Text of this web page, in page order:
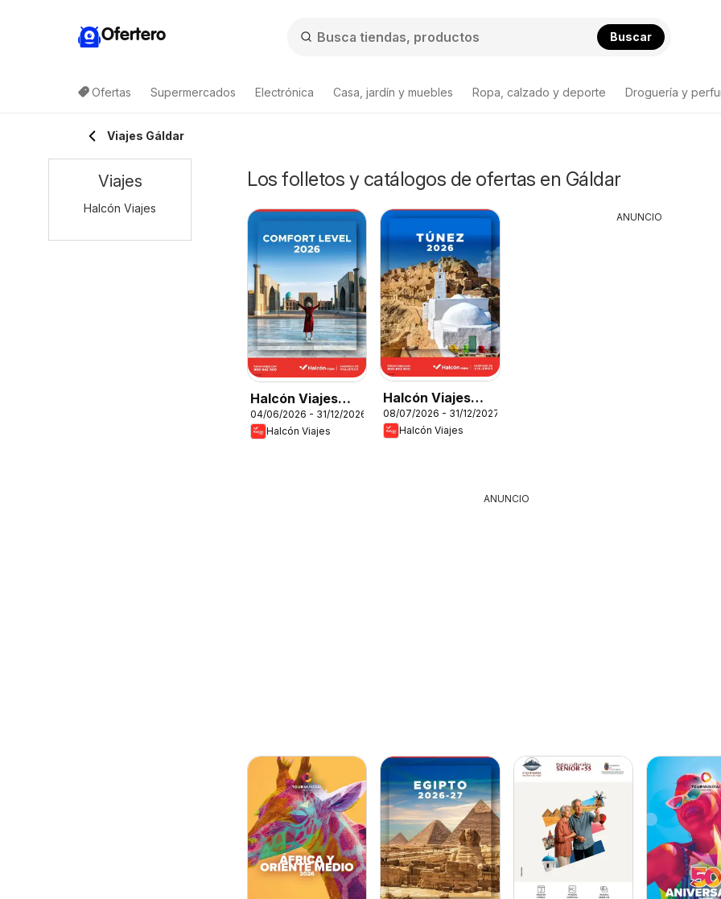
Ofertero Buscar
Ofertas Supermercados Electrónica Casa, jardín y muebles Ropa, calzado y deporte Droguería y
Viajes Gáldar
Los folletos y catálogos de ofertas en Gáldar
Halcón Viajes
Comfort level
2026
04/06/2026 - 31/12/2026
Halcón Viajes
Halcón Viajes
Túnez
08/07/2026 - 31/12/2027
Halcón Viajes
ANUNCIO
ANUNCIO
Viajes
Halcón Viajes